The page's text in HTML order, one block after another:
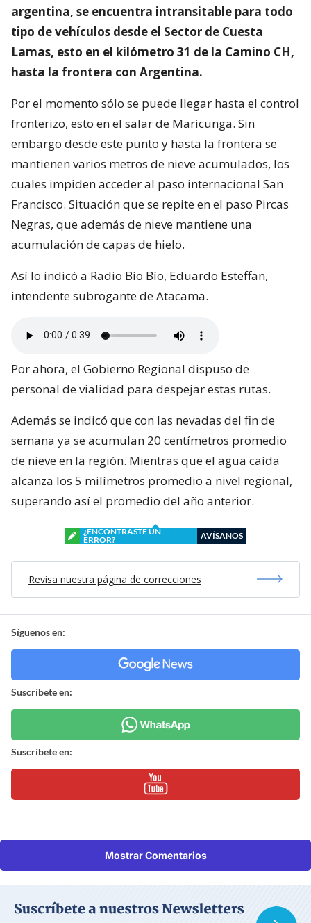
argentina, se encuentra intransitable para todo
tipo de vehículos desde el Sector de Cuesta
Lamas, esto en el kilómetro 31 de la Camino CH,
hasta la frontera con Argentina.
Por el momento sólo se puede llegar hasta el control
fronterizo, esto en el salar de Maricunga. Sin
embargo desde este punto y hasta la frontera se
mantienen varios metros de nieve acumulados, los
cuales impiden acceder al paso internacional San
Francisco. Situación que se repite en el paso Pircas
Negras, que además de nieve mantiene una
acumulación de capas de hielo.
Así lo indicó a Radio Bío Bío, Eduardo Esteffan,
intendente subrogante de Atacama.
Por ahora, el Gobierno Regional dispuso de
personal de vialidad para despejar estas rutas.
Además se indicó que con las nevadas del fin de
semana ya se acumulan 20 centímetros promedio
de nieve en la región. Mientras que el agua caída
alcanza los 5 milímetros promedio a nivel regional,
superando así el promedio del año anterior.
¿ENCONTRASTE UN
ERROR?
AVÍSANOS
Revisa nuestra página de correcciones
Síguenos en:
Suscríbete en:
Suscríbete en:
Mostrar Comentarios